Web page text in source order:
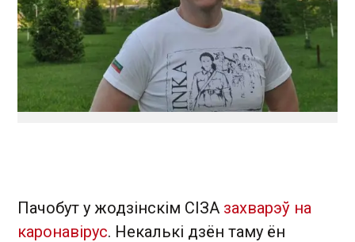
Пачобут у жодзінскім СІЗА захварэў на
каронавірус. Некалькі дзён таму ён